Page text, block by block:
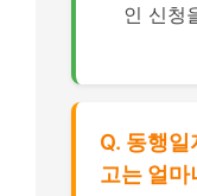
인 신청
Q. 동행
고는 얼마